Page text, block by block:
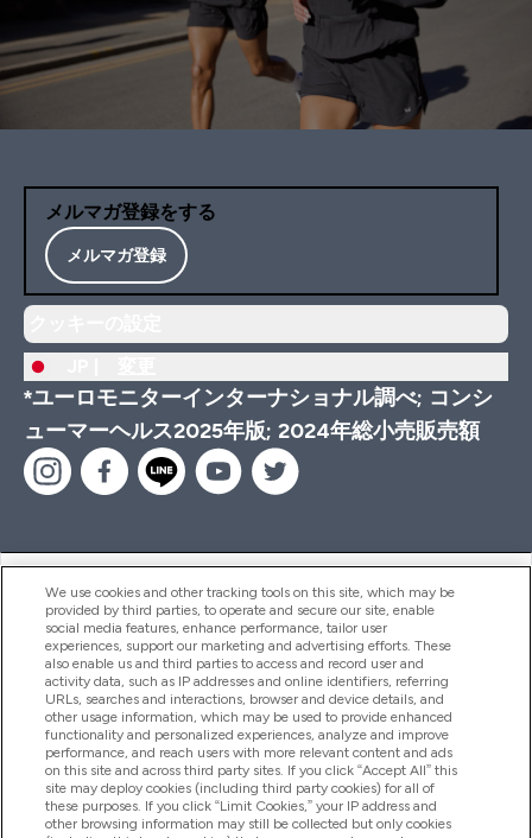
メルマガ登録をする
メルマガ登録
*ユーロモニターインターナショナル調べ; コンシ
ューマーヘルス2025年版; 2024年総小売販売額
ヘルプ＆ガイド
商品について
会社概要
特典＆ポイント
We use cookies and other tracking tools on this site, which may be
provided by third parties, to operate and secure our site, enable
social media features, enhance performance, tailor user
experiences, support our marketing and advertising efforts. These
also enable us and third parties to access and record user and
activity data, such as IP addresses and online identifiers, referring
URLs, searches and interactions, browser and device details, and
other usage information, which may be used to provide enhanced
functionality and personalized experiences, analyze and improve
performance, and reach users with more relevant content and ads
on this site and across third party sites. If you click “Accept All” this
site may deploy cookies (including third party cookies) for all of
these purposes. If you click “Limit Cookies,” your IP address and
other browsing information may still be collected but only cookies